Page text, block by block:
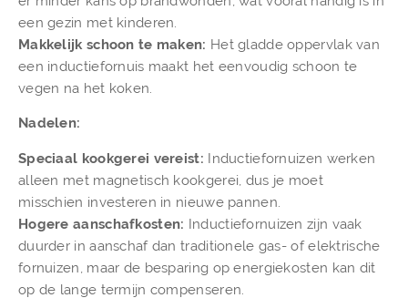
een gezin met kinderen.
Makkelijk schoon te maken: Het gladde oppervlak van
een inductiefornuis maakt het eenvoudig schoon te
vegen na het koken.
Nadelen:
Speciaal kookgerei vereist: Inductiefornuizen werken
alleen met magnetisch kookgerei, dus je moet
misschien investeren in nieuwe pannen.
Hogere aanschafkosten: Inductiefornuizen zijn vaak
duurder in aanschaf dan traditionele gas- of elektrische
fornuizen, maar de besparing op energiekosten kan dit
op de lange termijn compenseren.